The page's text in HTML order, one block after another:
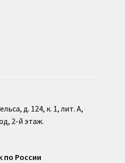
д. 124, к. 1, лит. А,
2-й этаж.
по России